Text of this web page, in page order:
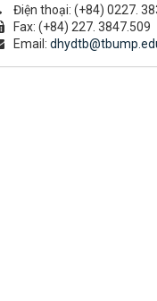
Điện thoại: (+84) 0227.
Fax: (+84) 227. 3847.509
Email: